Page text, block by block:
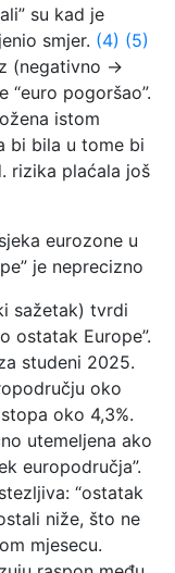
su kad je
smjer. (4) (5)
(negativno →
pogoršao”.
istom
bi bila u tome bi
rizika plaćala još
eurozone u
je neprecizno
sažetak) tvrdi
ostatak Europe”.
studeni 2025.
oko
oko 4,3%.
utemeljena ako
europodručja”.
“ostatak
niže, što ne
mjesecu.